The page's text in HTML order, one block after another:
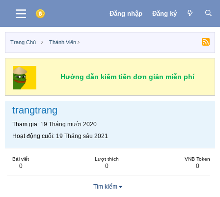
Đăng nhập Đăng ký
Trang Chủ Thành Viên
Hướng dẫn kiếm tiền đơn giản miễn phí
trangtrang
Tham gia 19 Tháng mười 2020
Hoạt động cuối 19 Tháng sáu 2021
Bài viết
0
Lượt thích
0
VNB Token
0
Tìm kiếm